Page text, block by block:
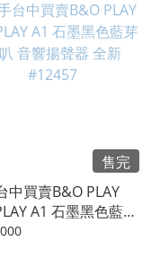
售完
中買賣B&O PLAY
A1 石墨黑色藍芽
響揚聲器 全新